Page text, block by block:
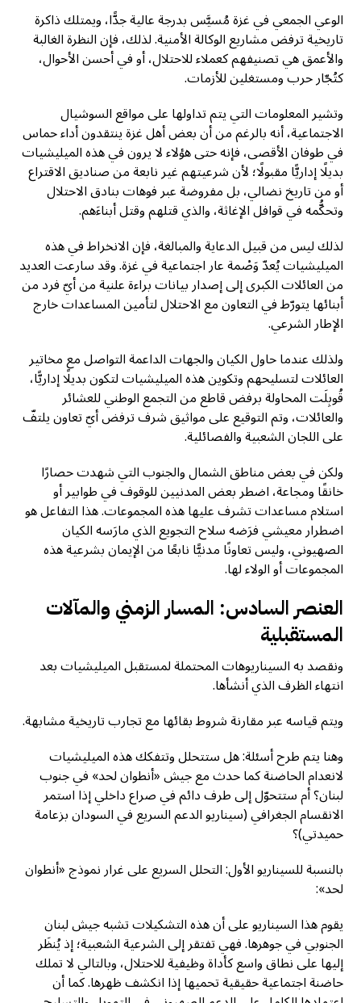
الوعي الجمعي في غزة مُسيَّس بدرجة عالية جدًّا، ويمتلك ذاكرة
تاريخية ترفض مشاريع الوكالة الأمنية. لذلك، فإن النظرة الغالبة
والأعمق هي تصنيفهم كعملاء للاحتلال، أو في أحسن الأحوال،
كتُجّار حرب ومستغلين للأزمات.
وتشير المعلومات التي يتم تداولها على مواقع السوشيال
الاجتماعية، أنه بالرغم من أن بعض أهل غزة ينتقدون أداء حماس
في طوفان الأقصى، فإنه حتى هؤلاء لا يرون في هذه الميليشيات
بديلًا إداريًّا مقبولًا؛ لأن شرعيتهم غير نابعة من صناديق الاقتراع
أو من تاريخ نضالي، بل مفروضة عبر فوهات بنادق الاحتلال
وتحكُّمه في قوافل الإغاثة، والذي قتلهم وقتل أبناءَهم.
لذلك ليس من قبيل الدعاية والمبالغة، فإن الانخراط في هذه
الميليشيات يُعدّ وَصْمة عار اجتماعية في غزة. وقد سارعت العديد
من العائلات الكبرى إلى إصدار بيانات براءة علنية من أيّ فرد من
أبنائها يتورّط في التعاون مع الاحتلال لتأمين المساعدات خارج
الإطار الشرعي.
ولذلك عندما حاول الكيان والجهات الداعمة التواصل مع مخاتير
العائلات لتسليحهم وتكوين هذه الميليشيات لتكون بديلًا إداريًّا،
قُوبِلَت المحاولة برفض قاطع من التجمع الوطني للعشائر
والعائلات، وتم التوقيع على مواثيق شرف ترفض أيّ تعاون يلتفّ
على اللجان الشعبية والفصائلية.
ولكن في بعض مناطق الشمال والجنوب التي شهدت حصارًا
خانقًا ومجاعة، اضطر بعض المدنيين للوقوف في طوابير أو
استلام مساعدات تشرف عليها هذه المجموعات. هذا التفاعل هو
اضطرار معيشي فرَضه سلاح التجويع الذي مارَسه الكيان
الصهيوني، وليس تعاونًا مدنيًّا نابعًا من الإيمان بشرعية هذه
المجموعات أو الولاء لها.
العنصر السادس: المسار الزمني والمآلات
المستقبلية
ونقصد به السيناريوهات المحتملة لمستقبل الميليشيات بعد
انتهاء الظرف الذي أنشأها.
ويتم قياسه عبر مقارنة شروط بقائها مع تجارب تاريخية مشابهة.
وهنا يتم طرح أسئلة: هل ستتحلل وتتفكك هذه الميليشيات
لانعدام الحاضنة كما حدث مع جيش «أنطوان لحد» في جنوب
لبنان؟ أم ستتحوّل إلى طرف دائم في صراع داخلي إذا استمر
الانقسام الجغرافي (سيناريو الدعم السريع في السودان بزعامة
حميدتي)؟
بالنسبة للسيناريو الأول: التحلل السريع على غرار نموذج «أنطوان
لحد»:
يقوم هذا السيناريو على أن هذه التشكيلات تشبه جيش لبنان
الجنوبي في جوهرها. فهي تفتقر إلى الشرعية الشعبية؛ إذ يُنظَر
إليها على نطاق واسع كأداة وظيفية للاحتلال، وبالتالي لا تملك
حاضنة اجتماعية حقيقية تحميها إذا انكشف ظهرها. كما أن